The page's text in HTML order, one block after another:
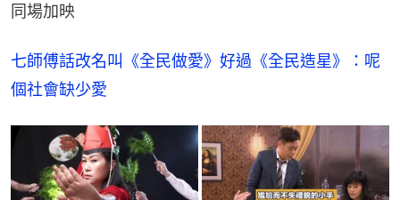
同場加映
七師傅話改名叫《全民做愛》好過《全民造星》：呢
個社會缺少愛